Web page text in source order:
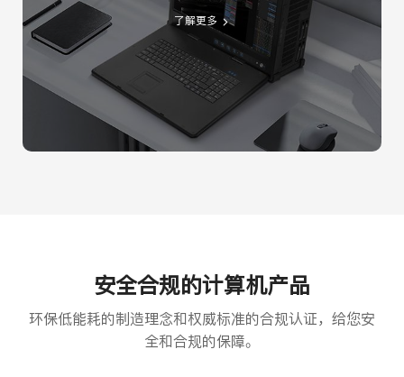
了解更多
安全合规的计算机产品
环保低能耗的制造理念和权威标准的合规认证，给您安
全和合规的保障。